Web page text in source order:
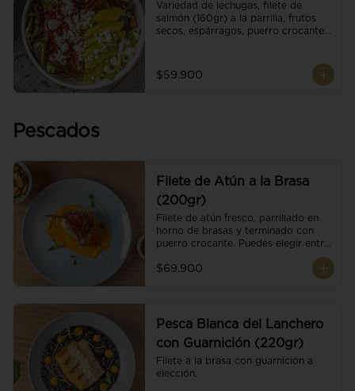
Variedad de lechugas, filete de
salmón (160gr) a la parrilla, frutos
secos, espárragos, puerro crocante,
$59.900
Pescados
Filete de Atún a la Brasa
(200gr)
Filete de atún fresco, parrillado en
horno de brasas y terminado con
puerro crocante. Puedes elegir entre
$69.900
Pesca Blanca del Lanchero
con Guarnición (220gr)
Filete a la brasa con guarnición a
elección.